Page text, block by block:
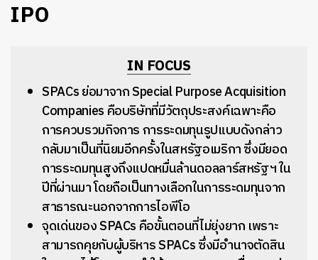
IPO
IN FOCUS
SPACs ย่อมาจาก Special Purpose Acquisition
Companies คือบริษัทที่มีวัตถุประสงค์เฉพาะคือ
การควบรวมกิจการ การระดมทุนรูปแบบดังกล่าว
กลับมาเป็นที่นิยมอีกครั้งในสหรัฐอเมริกา ซึ่งมียอด
การระดมทุนสูงถึงแปดหมื่นล้านดอลลาร์สหรัฐฯ ใน
ปีที่ผ่านมา โดยถือเป็นทางเลือกในการระดมทุนจาก
สาธารณะนอกจากการไอพีโอ
จุดเด่นของ SPACs คือขั้นตอนที่ไม่ยุ่งยาก เพราะ
สามารถคุยกับผู้บริหาร SPACs ซึ่งมีอำนาจตัดสิน